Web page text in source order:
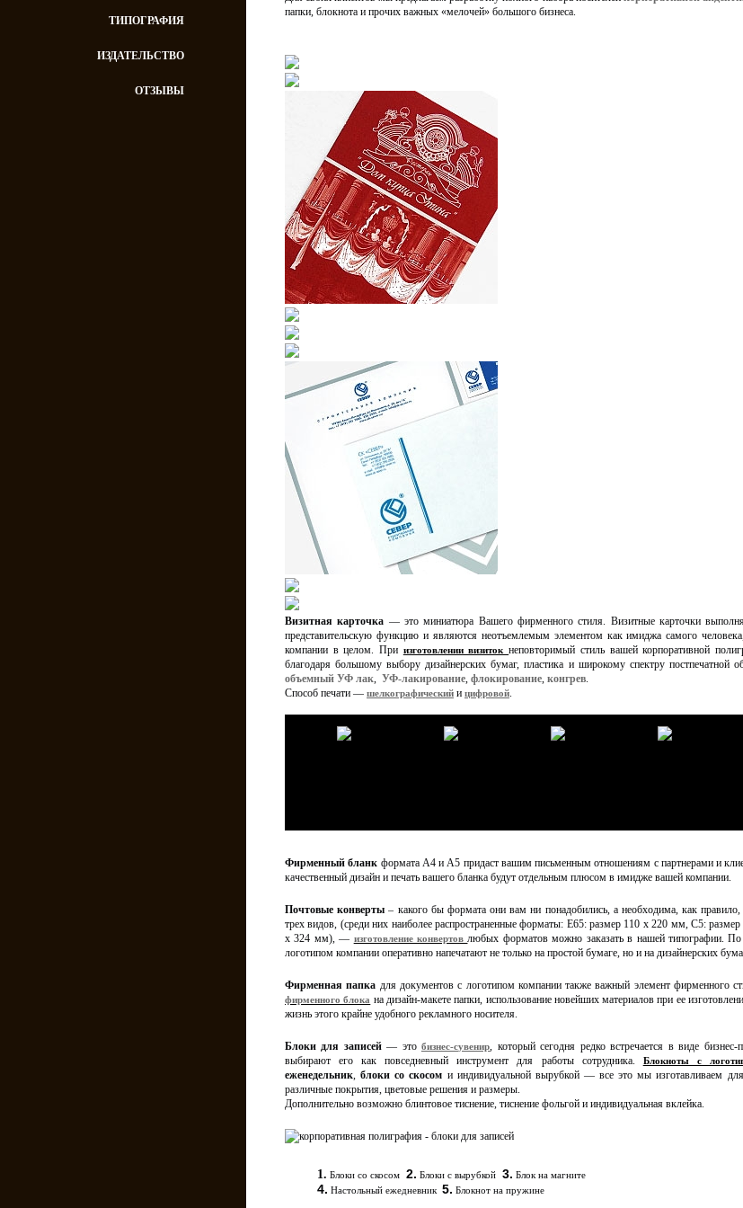
ТИПОГРАФИЯ
ИЗДАТЕЛЬСТВО
ОТЗЫВЫ
папки, блокнота и прочих важных «мелочей» большого бизнеса.
Визитная карточка — это миниатюра Вашего фирменного стиля. Визитные карточки
представительскую функцию и являются неотъемлемым элементом как имиджа самого
компании в целом. При изготовлении визитокнеповторимый стиль вашей корпоративной
благодаря большому выбору дизайнерских бумаг, пластика и широкому спектру постпечатной
объемный УФ лак, УФ-лакирование, флокирование, конгрев.
Способ печати — шелкографический и цифровой.
Фирменный бланк формата А4 и А5 придаст вашим письменным отношениям с партнерами и
качественный дизайн и печать вашего бланка будут отдельным плюсом в имидже вашей компании.
Почтовые конверты– какого бы формата они вам ни понадобились, а необходима, как правило,
трех видов, (среди них наиболее распространенные форматы: Е65: размер 110 x 220 мм, С5:
х 324 мм), — изготовление конвертов любых форматов можно заказать в нашей типографии.
логотипом компании оперативно напечатают не только на простой бумаге, но и на дизайнерских
Фирменная папка для документов с логотипом компании также важный элемент фирменного
фирменного блока на дизайн-макете папки, иcпользование новейших материалов при ее
жизнь этого крайне удобного рекламного носителя.
Блоки для записей— этобизнес-сувенир, который сегодня редко встречается в виде
выбирают его как повседневный инструмент для работы сотрудника.
Блокноты с
еженедельник, блоки со скосом и индивидуальной вырубкой — все это мы изготавливаем
различные покрытия, цветовые решения и размеры.
Дополнительно возможно блинтовое тиснение, тиснение фольгой и индивидуальная вклейка.
1. Блоки со скосом 2. Блоки с вырубкой 3. Блок на магните
4. Настольный ежедневник 5. Блокнот на пружине